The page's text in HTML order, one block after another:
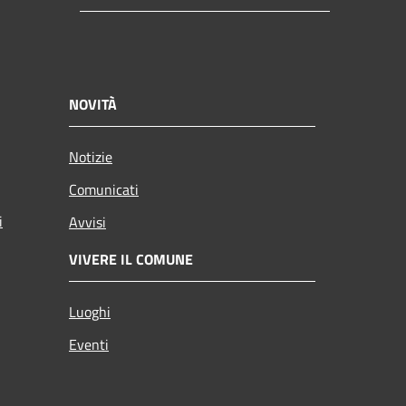
NOVITÀ
Notizie
Comunicati
Avvisi
VIVERE IL COMUNE
Luoghi
Eventi